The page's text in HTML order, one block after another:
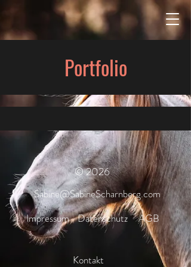
Portfolio
© 2026
Sabine@SabineScharnberg.com
Impressum Datenschutz AGB
Kontakt